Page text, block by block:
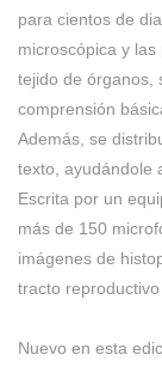
para cientos de
microscópica y
tejido de órganos,
comprensión
Además, se
texto, ayudándole
Escrita por un
más de 150
imágenes de
tracto reproductivo
Nuevo en esta